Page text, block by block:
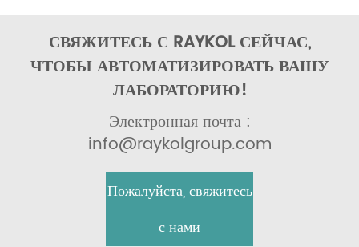
СВЯЖИТЕСЬ С RAYKOL СЕЙЧАС,
ЧТОБЫ АВТОМАТИЗИРОВАТЬ ВАШУ
ЛАБОРАТОРИЮ!
Электронная почта :
info@raykolgroup.com
Пожалуйста, свяжитесь
с нами